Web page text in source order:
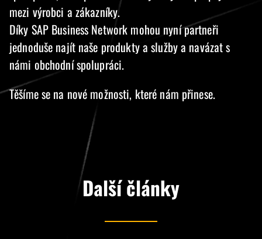
mezi výrobci a zákazníky.
Díky SAP Business Network mohou nyní partneři
jednoduše najít naše produkty a služby a navázat s
námi obchodní spolupráci.
Těšíme se na nové možnosti, které nám přinese.
Další články